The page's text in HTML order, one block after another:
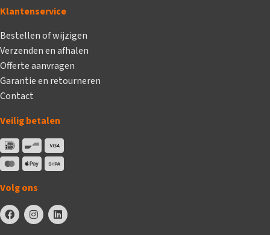
Klantenservice
Bestellen of wijzigen
Verzenden en afhalen
Offerte aanvragen
Garantie en retourneren
Contact
Veilig betalen
Volg ons